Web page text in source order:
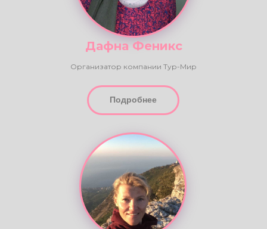
Подробнее
Организатор компании Тур-Мир
Дафна Феникс